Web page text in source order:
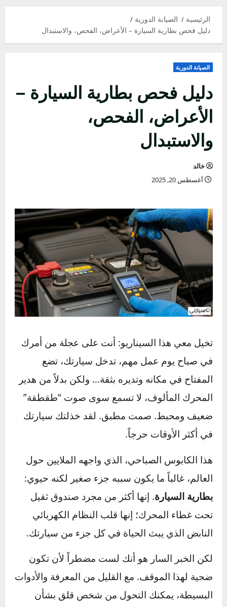
الرئيسية
الصيانة الدورية
دليل فحص بطارية السيارة – الأعراض، الفحص، والاستبدال
دليل فحص بطارية السيارة –
الأعراض، الفحص،
والاستبدال
تخيل معي هذا السيناريو: أنت على عجلة من أمرك
في صباح يوم عمل مهم، تدخل سيارتك، تضع
المفتاح في مكانه وتديره بثقة… ولكن بدلاً من هدير
المحرك المألوف، لا تسمع سوى صوت “طقطقة”
في أكثر الأوقات حرجاً.
هذا الكابوس الصباحي، الذي واجهه الملايين حول
العالم، غالباً ما يكون سببه جزء صغير لكنه حيوي:
بطارية السيارة. إنها أكثر من مجرد صندوق ثقيل
تحت غطاء المحرك؛ إنها قلب النظام الكهربائي
النابض الذي يبث الحياة في كل جزء من سيارتك.
لكن الخبر السار هو أنك لست مضطراً لأن تكون